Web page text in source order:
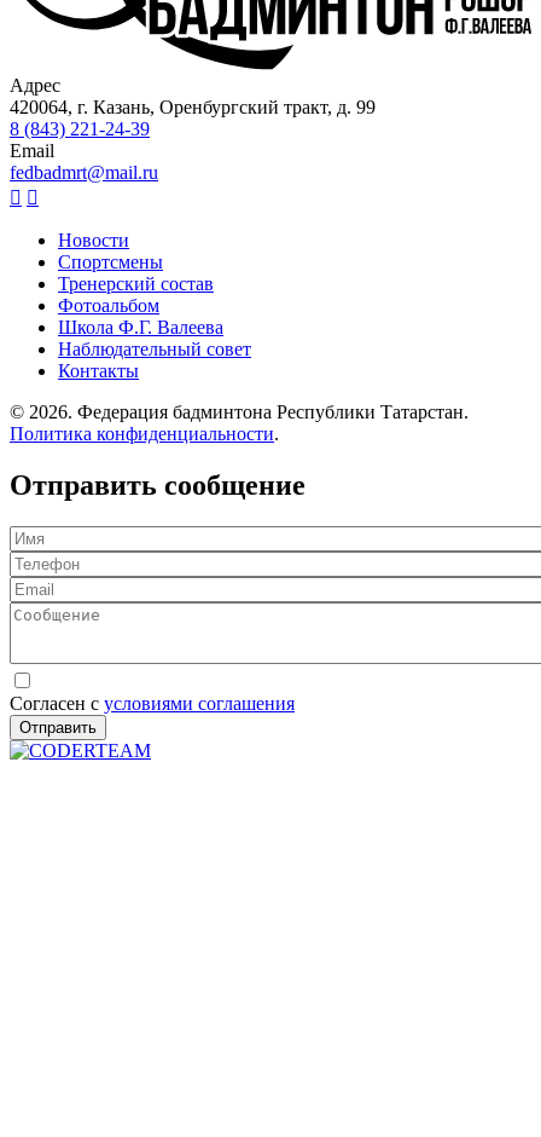
Адрес
420064, г. Казань, Оренбургский тракт, д. 99
8 (843) 221-24-39
Email
fedbadmrt@mail.ru
 
Подвал
Новости
Спортсмены
Тренерский состав
Фотоальбом
Школа Ф.Г. Валеева
Наблюдательный совет
Контакты
© 2026. Федерация бадминтона Республики Татарстан.
Политика конфиденциальности.
Отправить сообщение
Имя
Телефон
Email
Сообщение
Согласен с условиями соглашения